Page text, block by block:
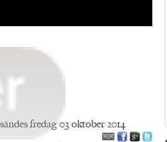
fredag 03 oktober 2014